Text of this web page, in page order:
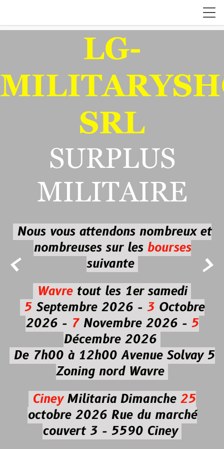
 
LG-
SRL
SURPLUS
MILITAIRE
Nous vous attendons nombreux et
nombreuses sur les bourses
suivante
Wavretout les 1er samedi
5Septembre 2026 - 3Octobre
2026 -7Novembre 2026 - 5
Décembre 2026
De 7h00 à 12h00 Avenue Solvay 5
Zoning nord Wavre
CineyMilitaria Dimanche 25
octobre 2026Rue du marché
couvert 3 - 5590 Ciney